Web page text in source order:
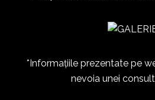
*Informațiile prezentate pe
nevoia unei